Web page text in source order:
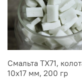
Смальта TX71,
10х17 мм, 200 гр